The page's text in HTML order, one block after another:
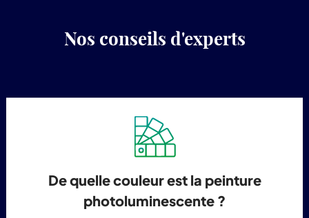
Nos conseils d'experts
De quelle couleur est la peinture
photoluminescente ?